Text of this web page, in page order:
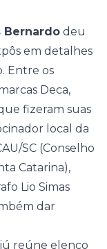
Bernardo deu
em detalhes
Entre os
Deca,
fizeram suas
local da
SC (Conselho
Catarina),
Lio Simas
dar